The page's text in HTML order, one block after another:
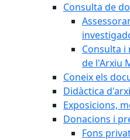
Consulta de
Consulta
de l'Arxiu
Coneix els
Didàctica
Exposicions,
Donacions i
Fons